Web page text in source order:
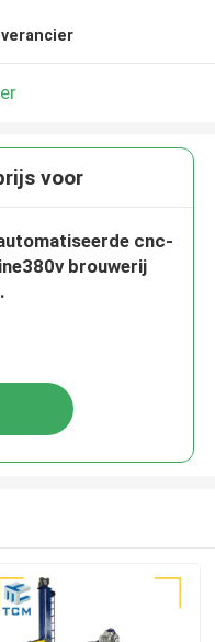
voor
cnc-
brouwerij